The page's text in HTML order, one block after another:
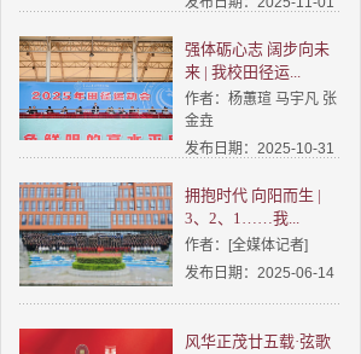
强体砺心志 阔步向未
来 | 我校田径运...
作者：杨蕙瑄 马宇凡 张
金垚
发布日期：2025-10-31
拥抱时代 向阳而生 |
3、2、1……我...
作者：[全媒体记者]
发布日期：2025-06-14
风华正茂廿五载·弦歌